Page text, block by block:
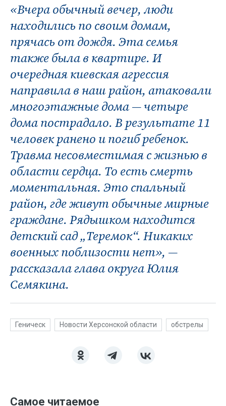
«Вчера обычный вечер, люди
находились по своим домам,
прячась от дождя. Эта семья
также была в квартире. И
очередная киевская агрессия
направила в наш район, атаковали
многоэтажные дома — четыре
дома пострадало. В результате 11
человек ранено и погиб ребенок.
Травма несовместимая с жизнью в
области сердца. То есть смерть
моментальная. Это спальный
район, где живут обычные мирные
граждане. Рядышком находится
детский сад „Теремок“. Никаких
военных поблизости нет», —
рассказала глава округа Юлия
Семякина.
Геническ Новости Херсонской области обстрелы
Самое читаемое